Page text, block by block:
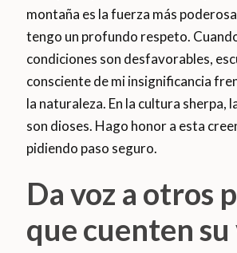
montaña es la fuerza más
tengo un profundo respeto.
condiciones son desfavorables,
consciente de mi insignificancia
la naturaleza. En la cultura sherpa,
son dioses. Hago honor a esta
pidiendo paso seguro.
Da voz a otros
que cuenten